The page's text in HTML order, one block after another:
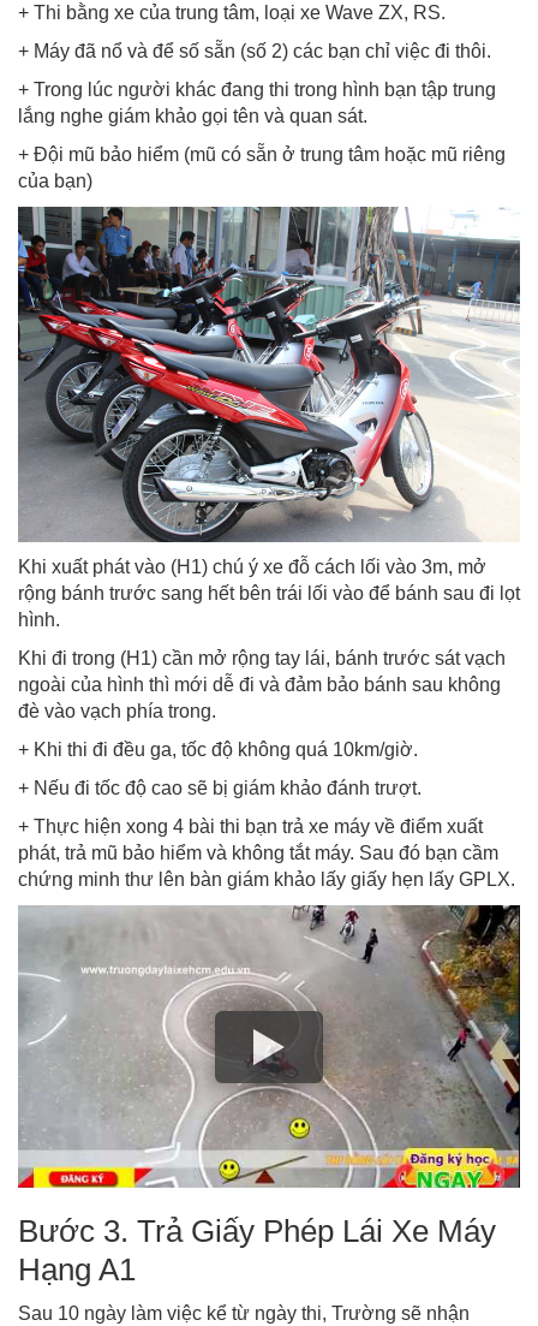
+ Thi bằng xe của trung tâm, loại xe Wave ZX, RS.
+ Máy đã nổ và để số sẵn (số 2) các bạn chỉ việc đi thôi.
+ Trong lúc người khác đang thi trong hình bạn tập trung
lắng nghe giám khảo gọi tên và quan sát.
+ Đội mũ bảo hiểm (mũ có sẵn ở trung tâm hoặc mũ riêng
của bạn)
Khi xuất phát vào (H1) chú ý xe đỗ cách lối vào 3m, mở
rộng bánh trước sang hết bên trái lối vào để bánh sau đi lọt
hình.
Khi đi trong (H1) cần mở rộng tay lái, bánh trước sát vạch
ngoài của hình thì mới dễ đi và đảm bảo bánh sau không
đè vào vạch phía trong.
+ Khi thi đi đều ga, tốc độ không quá 10km/giờ.
+ Nếu đi tốc độ cao sẽ bị giám khảo đánh trượt.
+ Thực hiện xong 4 bài thi bạn trả xe máy về điểm xuất
phát, trả mũ bảo hiểm và không tắt máy. Sau đó bạn cầm
chứng minh thư lên bàn giám khảo lấy giấy hẹn lấy GPLX.
Bước 3. Trả Giấy Phép Lái Xe Máy
Hạng A1
Sau 10 ngày làm việc kể từ ngày thi, Trường sẽ nhận